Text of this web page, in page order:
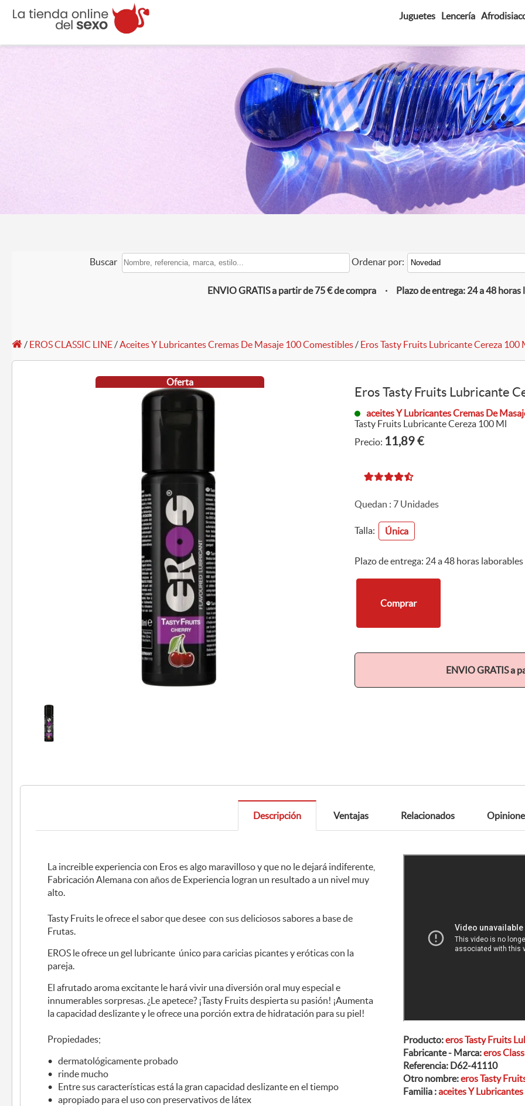
Juguetes Lencería
Buscar Ordenar por:
ENVIO GRATIS a partir de 75 € de compra · Plazo de entrega: 24 a 48 horas
/ EROS CLASSIC LINE/Aceites Y Lubricantes Cremas De Masaje 100 Comestibles/ Eros Tasty Fruits Lubricante Cereza 100
Oferta
Eros Tasty Fruits Lubricante
aceites Y Lubricantes Cremas De
Tasty Fruits Lubricante Cereza 100 Ml
Precio: 11,89 €
Quedan : 7 Unidades
Talla: Única
Plazo de entrega: 24 a 48 horas laborables
Comprar
ENVIO GRATIS a
Descripción Ventajas Relacionados
La increible experiencia con Eros es algo maravilloso y que no le dejará indiferente,
Fabricación Alemana con años de Experiencia logran un resultado a un nivel muy
alto.
Tasty Fruits le ofrece el sabor que desee con sus deliciosos sabores a base de
Frutas.
EROS le ofrece un gel lubricante único para caricias picantes y eróticas con la
pareja.
El afrutado aroma excitante le hará vivir una diversión oral muy especial e
innumerables sorpresas. ¿Le apetece? ¡Tasty Fruits despierta su pasión! ¡Aumenta
la capacidad deslizante y le ofrece una porción extra de hidratación para su piel!
Propiedades;
• dermatológicamente probado
• rinde mucho
• Entre sus características está la gran capacidad deslizante en el tiempo
• apropiado para el uso con preservativos de látex
Producto:eros Tasty Fruits
Fabricante - Marca:eros
Referencia: D62-41110
Otro nombre:eros Tasty
Familia :aceites Y